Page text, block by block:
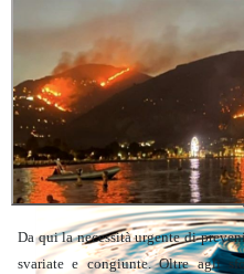
Territorio
Da qui la necessità urgente di
svariate e congiunte. Oltre agli